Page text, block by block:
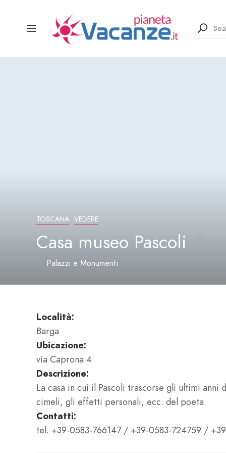
TOSCANA VEDERE
Casa museo Pascoli
Palazzi e Monumenti
Località:
Barga
Ubicazione:
via Caprona 4
Descrizione:
La casa in cui il Pascoli trascorse gli ultimi
cimeli, gli effetti personali, ecc. del poeta.
Contatti:
tel. +39-0583-766147 / +39-0583-724759 /